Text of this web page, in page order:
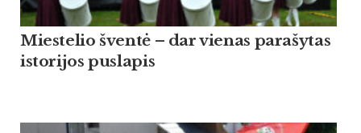
Miestelio šventė – dar vienas parašytas
istorijos puslapis